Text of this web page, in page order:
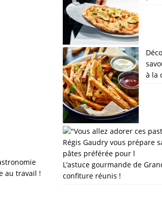
au travail !
à la
L’astuce gourmande de
confiture réunis !